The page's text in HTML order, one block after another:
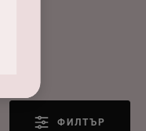
ФИЛТЪР